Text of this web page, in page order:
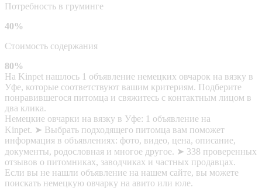
Потребность в груминге
40%
Стоимость содержания
80%
На Kinpet нашлось 1 объявление немецких овчарок на вязку в
Уфе, которые соответствуют вашим критериям. Подберите
понравившегося питомца и свяжитесь с контактным лицом в
два клика.
Немецкие овчарки на вязку в Уфе: 1 объявление на
Kinpet. ➤ Выбрать подходящего питомца вам поможет
информация в объявлениях: фото, видео, цена, описание,
документы, родословная и многое другое. ➤ 338 проверенных
отзывов о питомниках, заводчиках и частных продавцах.
Если вы не нашли объявление на нашем сайте, вы можете
поискать немецкую овчарку на авито или юле.